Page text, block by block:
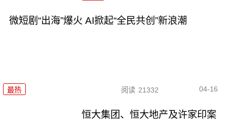
微短剧“出海”爆火 AI掀起“全民共创”新浪潮
最热 阅读 21332 04-16
恒大集团、恒大地产及许家印案